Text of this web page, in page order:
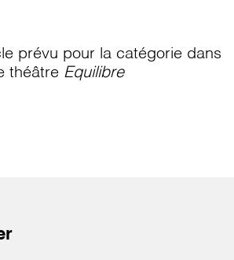
prévu pour la catégorie dans
théâtre Equilibre